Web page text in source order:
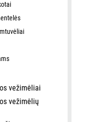
vežimėliai
vežimėlių